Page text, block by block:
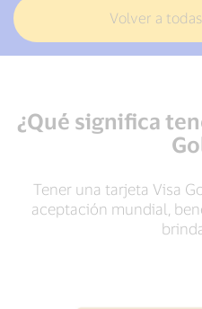
Volver a
¿Qué significa
Tener una tarjeta Visa
aceptación mundial,